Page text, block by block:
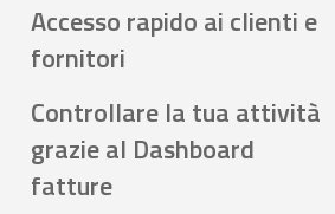
Accesso rapido ai clienti e
fornitori
Controllare la tua attività
grazie al Dashboard
fatture